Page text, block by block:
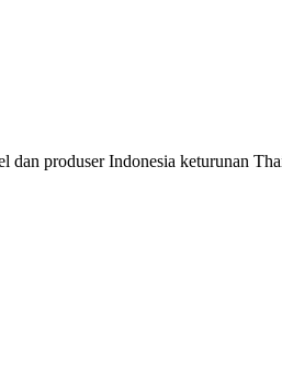
produser Indonesia keturunan